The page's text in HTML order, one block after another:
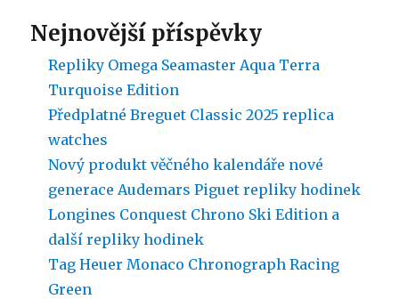
Nejnovější příspěvky
Repliky Omega Seamaster Aqua Terra
Turquoise Edition
Předplatné Breguet Classic 2025 replica
watches
Nový produkt věčného kalendáře nové
generace Audemars Piguet repliky hodinek
Longines Conquest Chrono Ski Edition a
další repliky hodinek
Tag Heuer Monaco Chronograph Racing
Green